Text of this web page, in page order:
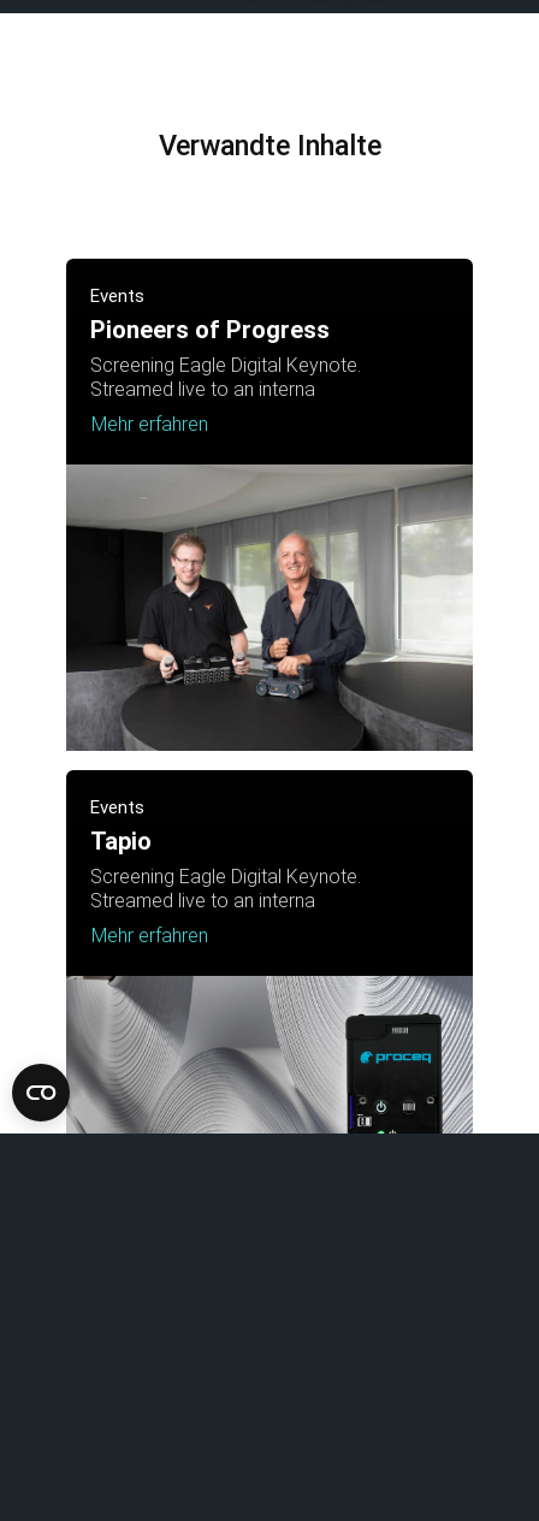
Verwandte Inhalte
Events
Pioneers of Progress
Screening Eagle Digital Keynote.
Streamed live to an interna
Mehr erfahren
Events
Tapio
Screening Eagle Digital Keynote.
Streamed live to an interna
Mehr erfahren